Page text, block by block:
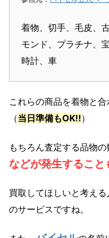
着物、切手、毛皮、
モンド、プラチナ、
時計、車
これらの商品を着物と合
（当日準備もOK!!）
もちろん査定する品物
などが発生すること
買取してほしいと考え
のサービスですね。